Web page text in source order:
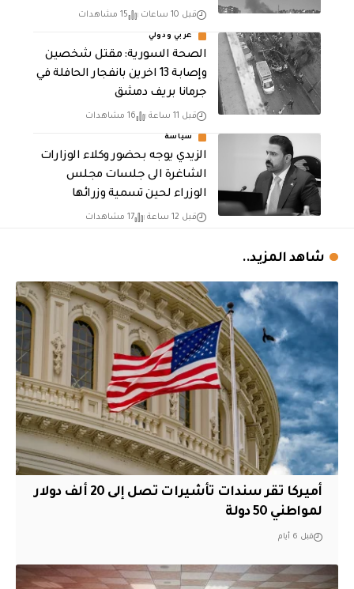
قبل 10 ساعات 15 مشاهدات
عربي ودولي
الصحة السورية: مقتل شخصين
وإصابة 13 اخرين بانفجار الحافلة في
جرمانا بريف دمشق
قبل 11 ساعة 16 مشاهدات
سياسة
الزيدي يوجه بحضور وكلاء الوزارات
الشاغرة الى جلسات مجلس
الوزراء لحين تسمية وزرائها
قبل 12 ساعة 17 مشاهدات
شاهد المزيد..
أميركا تقر سندات تأشيرات تصل إلى 20 ألف دولار
لمواطني 50 دولة
قبل 6 أيام